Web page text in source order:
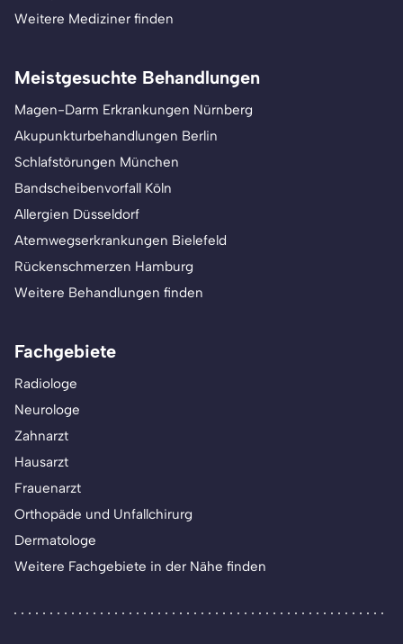
Weitere Mediziner finden
Meistgesuchte Behandlungen
Magen-Darm Erkrankungen Nürnberg
Akupunkturbehandlungen Berlin
Schlafstörungen München
Bandscheibenvorfall Köln
Allergien Düsseldorf
Atemwegserkrankungen Bielefeld
Rückenschmerzen Hamburg
Weitere Behandlungen finden
Fachgebiete
Radiologe
Neurologe
Zahnarzt
Hausarzt
Frauenarzt
Orthopäde und Unfallchirurg
Dermatologe
Weitere Fachgebiete in der Nähe finden